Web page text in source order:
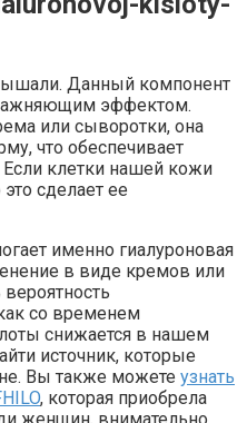
Данный компонент
эффектом.
или сыворотки, она
что обеспечивает
клетки нашей кожи
сделает ее
именно гиалуроновая
в виде кремов или
со временем
снижается в нашем
источник, которые
Вы также можете узнать
, которая приобрела
женщин, внимательно